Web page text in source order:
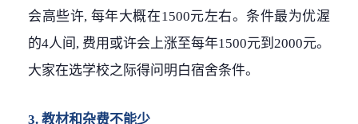
会高些许, 每年大概在1500元左右。条件最为优渥
的4人间, 费用或许会上涨至每年1500元到2000元。
大家在选学校之际得问明白宿舍条件。
3. 教材和杂费不能少